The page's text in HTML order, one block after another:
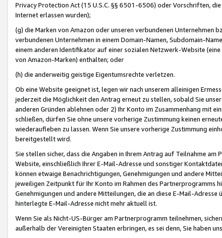
Privacy Protection Act (15 U.S.C. §§ 6501-6506) oder Vorschriften,
Internet erlassen wurden);
(g) die Marken von Amazon oder unseren verbundenen Unternehmen
verbundenen Unternehmen in einem Domain-Namen, Subdomain-
einem anderen Identifikator auf einer sozialen Netzwerk-Website
von Amazon-Marken) enthalten; oder
(h) die anderweitig geistige Eigentumsrechte verletzen.
Ob eine Website geeignet ist, legen wir nach unserem alleinigen
jederzeit die Möglichkeit den Antrag erneut zu stellen, sobald Sie
anderen Gründen ablehnen oder 2) Ihr Konto im Zusammenhang mit
schließen, dürfen Sie ohne unsere vorherige Zustimmung keinen
wiederaufleben zu lassen. Wenn Sie unsere vorherige Zustimmung
bereitgestellt wird.
Sie stellen sicher, dass die Angaben in Ihrem Antrag auf Teilnahme
Website, einschließlich Ihrer E-Mail-Adresse und sonstiger
können etwaige Benachrichtigungen, Genehmigungen und andere
jeweiligen Zeitpunkt für Ihr Konto im Rahmen des Partnerprogramms
Genehmigungen und andere Mitteilungen, die an diese E-Mail-
hinterlegte E-Mail-Adresse nicht mehr aktuell ist.
Wenn Sie als Nicht-US-Bürger am Partnerprogramm teilnehmen,
außerhalb der Vereinigten Staaten erbringen, es sei denn, Sie haben